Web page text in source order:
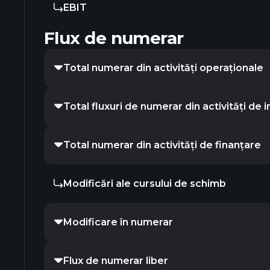
EBIT
Flux de numerar
Total numerar din activități operaționale
Total fluxuri de numerar din activități de
Total numerar din activități de finanțare
Modificări ale cursului de schimb
Modificare în numerar
Flux de numerar liber